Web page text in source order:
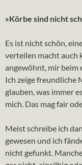
»Körbe sind nicht
Es ist nicht schön,
verteilen macht auch
angewöhnt, mir beim
Ich zeige freundliche
glauben, was immer
mich. Das mag fair
Meist schreibe ich
gewesen und ich
nicht gefunkt.